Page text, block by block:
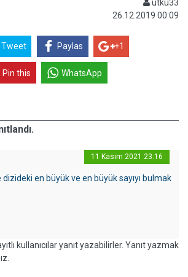
utku33
26.12.2019 00:09
Tweet Paylas +1
Pin this WhatsApp
11 Kasım 2021 23:16
dizideki en büyük ve en büyük sayıyı bulmak
kullanıcılar yanıt yazabilirler. Yanıt yazmak